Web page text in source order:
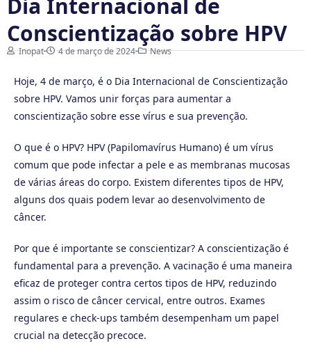
Dia Internacional de
Conscientização sobre HPV
Inopat 4 de março de 2024 News
Hoje, 4 de março, é o Dia Internacional de Conscientização
sobre HPV. Vamos unir forças para aumentar a
conscientização sobre esse vírus e sua prevenção.
O que é o HPV? HPV (Papilomavírus Humano) é um vírus
comum que pode infectar a pele e as membranas mucosas
de várias áreas do corpo. Existem diferentes tipos de HPV,
alguns dos quais podem levar ao desenvolvimento de
câncer.
Por que é importante se conscientizar? A conscientização é
fundamental para a prevenção. A vacinação é uma maneira
eficaz de proteger contra certos tipos de HPV, reduzindo
assim o risco de câncer cervical, entre outros. Exames
regulares e check-ups também desempenham um papel
crucial na detecção precoce.